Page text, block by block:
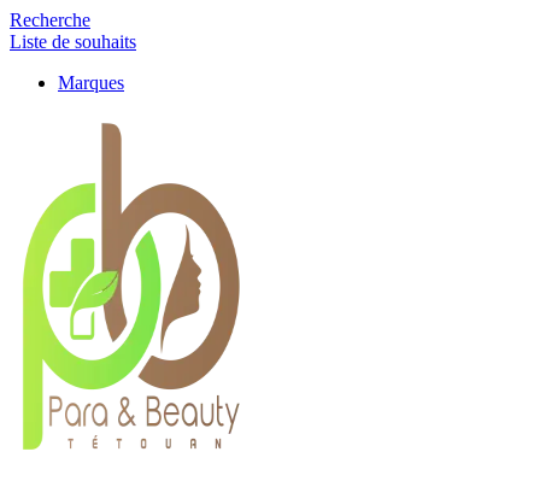
Recherche
Liste de souhaits
Marques